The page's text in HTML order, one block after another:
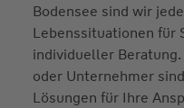
Bodensee sind wir
Lebenssituationen für
individueller Beratung.
oder Unternehmer
Lösungen für Ihre